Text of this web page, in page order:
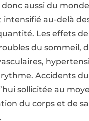
aussi du
au-delà
Les effets
du sommeil,
Accidents
sollicitée au
du corps et de